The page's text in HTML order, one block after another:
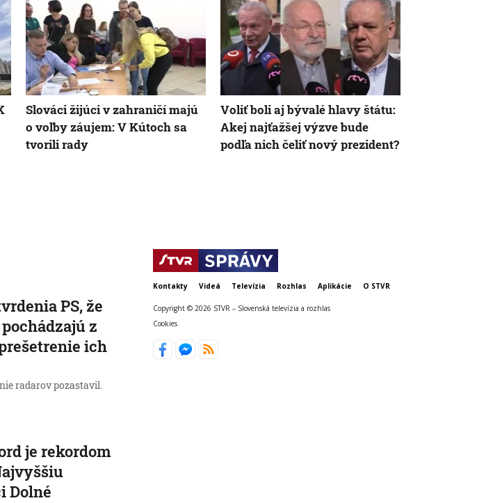
Slováci žijúci v zahraničí majú
o voľby záujem: V Kútoch sa
tvorili rady
Voliť boli aj bývalé hlavy štátu:
Akej najťažšej výzve bude
podľa nich čeliť nový prezident?
PS, že
z
ich
radarov pozastavil.
je rekordom
Dolné
Kontakty Videá Televízia Rozhlas Aplikácie O STVR
Copyright © 2026 STVR – Slovenská televízia a rozhlas
Cookies